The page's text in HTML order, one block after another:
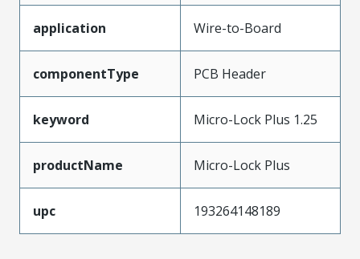
application Wire-to-Board
componentType PCB Header
keyword Micro-Lock Plus 1.25
productName Micro-Lock Plus
upc 193264148189